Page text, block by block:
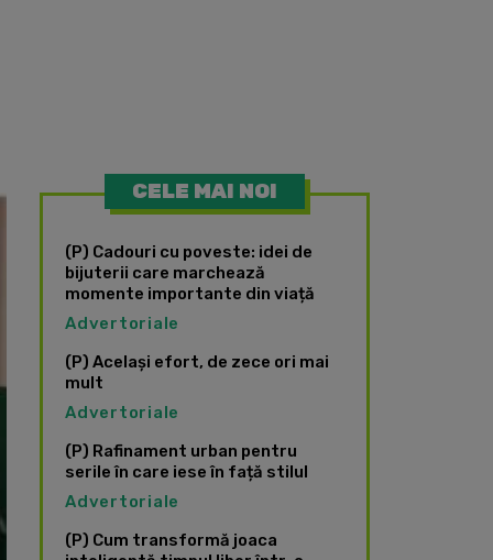
CELE MAI NOI
(P) Cadouri cu poveste: idei de
bijuterii care marchează
momente importante din viață
Advertoriale
(P) Același efort, de zece ori mai
mult
Advertoriale
(P) Rafinament urban pentru
serile în care iese în față stilul
Advertoriale
(P) Cum transformă joaca